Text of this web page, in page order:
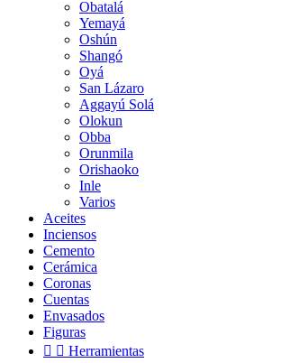
Obatalá
Yemayá
Oshún
Shangó
Oyá
San Lázaro
Aggayú Solá
Olokun
Obba
Orunmila
Orishaoko
Inle
Varios
Aceites
Inciensos
Cemento
Cerámica
Coronas
Cuentas
Envasados
Figuras
  Herramientas